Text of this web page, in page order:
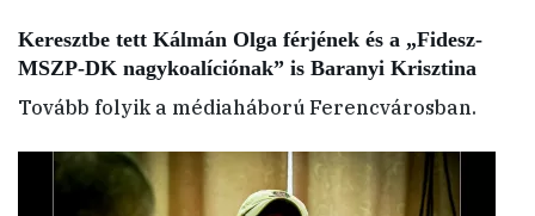
Keresztbe tett Kálmán Olga férjének és a „Fidesz-
MSZP-DK nagykoalíciónak” is Baranyi Krisztina
Tovább folyik a médiaháború Ferencvárosban.